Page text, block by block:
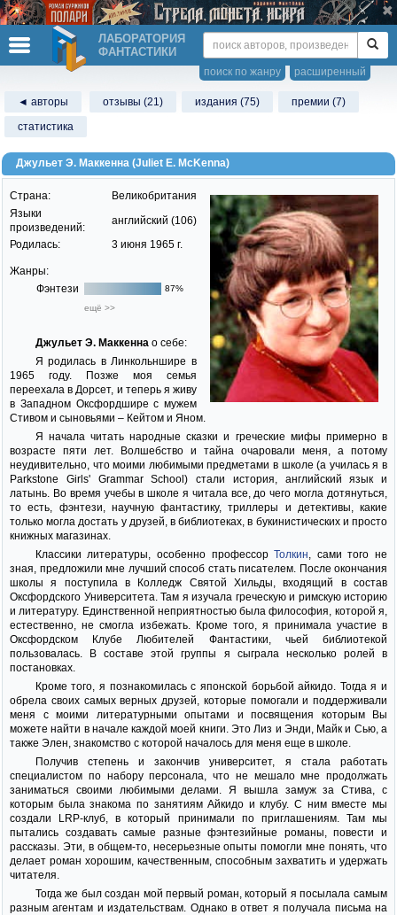
ЛАБОРАТОРИЯ
ФАНТАСТИКИ
расширенный
поиск по жанру
◄ авторы отзывы (21) издания (75)
премии (7)
статистика
Джульет Э. Маккенна (Juliet E. McKenna)
Страна:
Великобритания
Языки
произведений:
английский (106)
Родилась:
3 июня 1965 г.
Жанры:
Фэнтези
87%
ещё >>
Джульет Э. Маккеннао себе:
Я родилась в Линкольншире в
1965 году. Позже моя семья
переехала в Дорсет, и теперь я живу
в Западном Оксфордшире с мужем
Стивом и сыновьями – Кейтом и Яном.
Я начала читать народные сказки и греческие мифы примерно в
возрасте пяти лет. Волшебство и тайна очаровали меня, а потому
неудивительно, что моими любимыми предметами в школе (а училась я в
Parkstone Girls' Grammar School) стали история, английский язык и
латынь. Во время учебы в школе я читала все, до чего могла дотянуться,
то есть, фэнтези, научную фантастику, триллеры и детективы, какие
только могла достать у друзей, в библиотеках, в букинистических и просто
книжных магазинах.
Классики литературы, особенно профессорТолкин, сами того не
зная, предложили мне лучший способ стать писателем. После окончания
школы я поступила в Колледж Святой Хильды, входящий в состав
Оксфордского Университета. Там я изучала греческую и римскую историю
и литературу. Единственной неприятностью была философия, которой я,
естественно, не смогла избежать. Кроме того, я принимала участие в
Оксфордском Клубе Любителей Фантастики, чьей библиотекой
пользовалась. В составе этой группы я сыграла несколько ролей в
постановках.
Кроме того, я познакомилась с японской борьбой айкидо. Тогда я и
обрела своих самых верных друзей, которые помогали и поддерживали
меня с моими литературными опытами и посвящения которым Вы
можете найти в начале каждой моей книги. Это Лиз и Энди, Майк и Сью, а
также Элен, знакомство с которой началось для меня еще в школе.
Получив степень и закончив университет, я стала работать
специалистом по набору персонала, что не мешало мне продолжать
заниматься своими любимыми делами. Я вышла замуж за Стива, с
которым была знакома по занятиям Айкидо и клубу. С ним вместе мы
создали LRP-клуб, в который принимали по приглашениям. Там мы
пытались создавать самые разные фэнтезийные романы, повести и
рассказы. Эти, в общем-то, несерьезные опыты помогли мне понять, что
делает роман хорошим, качественным, способным захватить и удержать
читателя.
Тогда же был создан мой первый роман, который я посылала самым
разным агентам и издательствам. Однако в ответ я получала письма на